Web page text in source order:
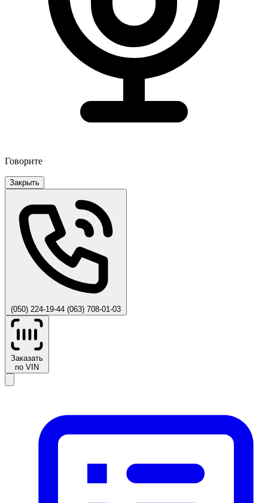
Говорите
Закрыть
(050) 224-19-44 (063) 708-01-03
Заказать
по VIN